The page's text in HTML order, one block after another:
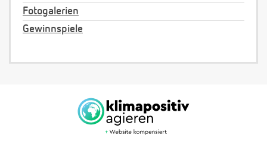
Fotogalerien
Gewinnspiele